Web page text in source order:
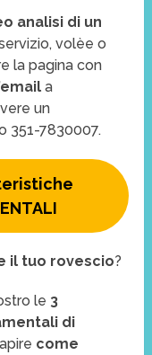
analisi di un
volèe o
la pagina con
a
un
351-7830007.
il tuo rovescio?
le 3
di
come